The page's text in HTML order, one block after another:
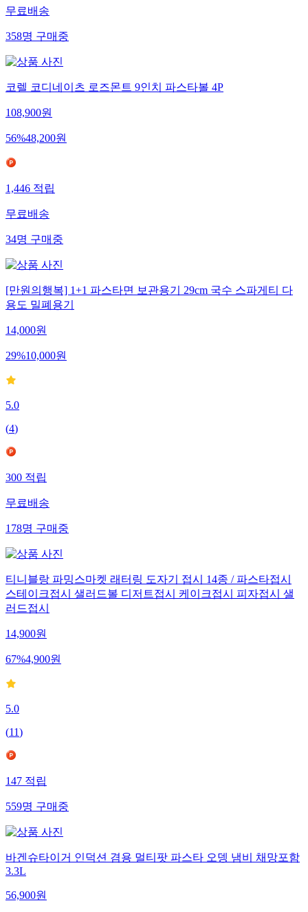
무료배송
358명구매중
코렐 코디네이츠 로즈몬트 9인치 파스타볼 4P
108,900원
56%48,200원
1,446적립
무료배송
34명구매중
[만원의행복] 1+1 파스타면 보관용기 29cm 국수 스파게티 다
용도 밀폐용기
14,000원
29%10,000원
5.0
(4)
300적립
무료배송
178명구매중
티니블랑 파밍스마켓 래터링 도자기 접시 14종 / 파스타접시
스테이크접시 샐러드볼 디저트접시 케이크접시 피자접시 샐
러드접시
14,900원
67%4,900원
5.0
(11)
147적립
559명구매중
바겐슈타이거 인덕션 겸용 멀티팟 파스타 오뎅 냄비 채망포함
3.3L
56,900원